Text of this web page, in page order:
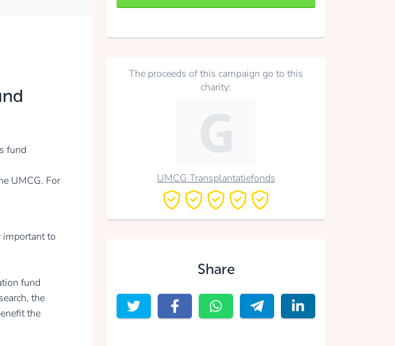
fund
UMCG. For
important to
fund
the
the
The proceeds of this campaign go to this
charity:
UMCG Transplantatiefonds
Share
Dijk